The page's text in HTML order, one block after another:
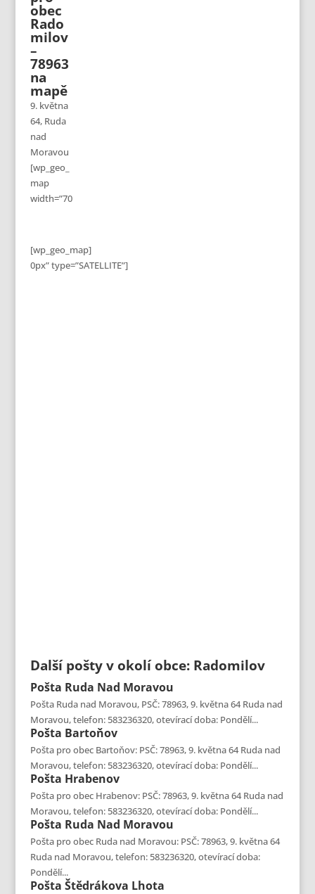
[wp_geo_map]
obec
Rado
milov
–
78963
na
mapě
9. května
64, Ruda
nad
Moravou
[wp_geo_
map
width=”70
0px” type=”SATELLITE”]
Další pošty v okolí obce: Radomilov
Pošta Ruda Nad Moravou
Pošta Ruda nad Moravou, PSČ: 78963, 9. května 64 Ruda nad
Moravou, telefon: 583236320, otevírací doba: Pondělí...
Pošta Bartoňov
Pošta pro obec Bartoňov: PSČ: 78963, 9. května 64 Ruda nad
Moravou, telefon: 583236320, otevírací doba: Pondělí...
Pošta Hrabenov
Pošta pro obec Hrabenov: PSČ: 78963, 9. května 64 Ruda nad
Moravou, telefon: 583236320, otevírací doba: Pondělí...
Pošta Ruda Nad Moravou
Pošta pro obec Ruda nad Moravou: PSČ: 78963, 9. května 64
Ruda nad Moravou, telefon: 583236320, otevírací doba:
Pondělí...
Pošta Štědrákova Lhota